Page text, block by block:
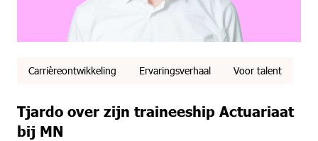
Carrièreontwikkeling Ervaringsverhaal Voor talent
Tjardo over zijn traineeship Actuariaat
bij MN